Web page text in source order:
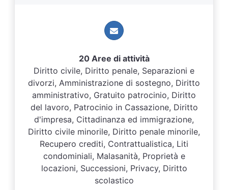
20 Aree di attività
Diritto civile, Diritto penale, Separazioni e
divorzi, Amministrazione di sostegno, Diritto
amministrativo, Gratuito patrocinio, Diritto
del lavoro, Patrocinio in Cassazione, Diritto
d'impresa, Cittadinanza ed immigrazione,
Diritto civile minorile, Diritto penale minorile,
Recupero crediti, Contrattualistica, Liti
condominiali, Malasanità, Proprietà e
locazioni, Successioni, Privacy, Diritto
scolastico